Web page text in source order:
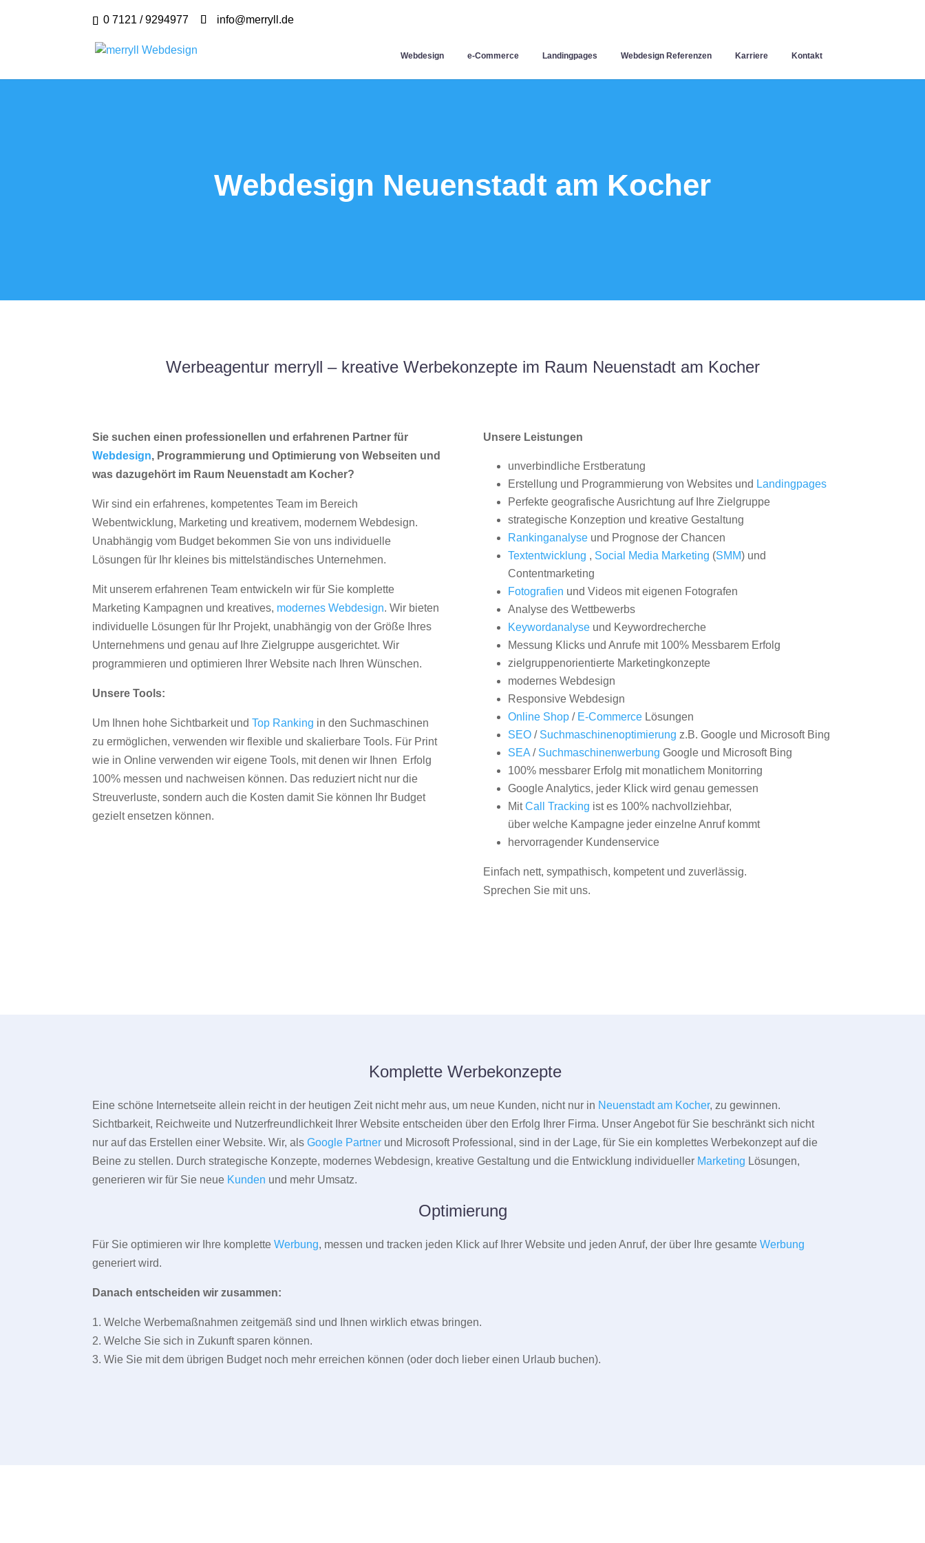
0 7121 / 9294977 info@merryll.de
Webdesign e-Commerce Landingpages Webdesign Referenzen Karriere Kontakt
Webdesign Neuenstadt am Kocher
Werbeagentur merryll – kreative Werbekonzepte im Raum Neuenstadt am Kocher
Sie suchen einen professionellen und erfahrenen Partner für
Webdesign, Programmierung und Optimierung von Webseiten und
was dazugehört im Raum Neuenstadt am Kocher?
Wir sind ein erfahrenes, kompetentes Team im Bereich
Webentwicklung, Marketing und kreativem, modernem Webdesign.
Unabhängig vom Budget bekommen Sie von uns individuelle
Lösungen für Ihr kleines bis mittelständisches Unternehmen.
Mit unserem erfahrenen Team entwickeln wir für Sie komplette
Marketing Kampagnen und kreatives, modernes Webdesign. Wir bieten
individuelle Lösungen für Ihr Projekt, unabhängig von der Größe Ihres
Unternehmens und genau auf Ihre Zielgruppe ausgerichtet. Wir
programmieren und optimieren Ihrer Website nach Ihren Wünschen.
Unsere Tools:
Um Ihnen hohe Sichtbarkeit undTop Ranking in den Suchmaschinen
zu ermöglichen, verwenden wir flexible und skalierbare Tools. Für Print
wie in Online verwenden wir eigene Tools, mit denen wir Ihnen Erfolg
100% messen und nachweisen können. Das reduziert nicht nur die
Streuverluste, sondern auch die Kosten damit Sie können Ihr Budget
gezielt ensetzen können.
Unsere Leistungen
unverbindliche Erstberatung
Erstellung und Programmierung von Websites und Landingpages
Perfekte geografische Ausrichtung auf Ihre Zielgruppe
strategische Konzeption und kreative Gestaltung
Rankinganalyseund Prognose der Chancen
Textentwicklung , Social Media Marketing (SMM) und
Contentmarketing
Fotografien und Videos mit eigenen Fotografen
Analyse des Wettbewerbs
Keywordanalyseund Keywordrecherche
Messung Klicks und Anrufe mit 100% Messbarem Erfolg
zielgruppenorientierte Marketingkonzepte
modernes Webdesign
Responsive Webdesign
Online Shop/ E-CommerceLösungen
SEO/ Suchmaschinenoptimierung z.B. Google und Microsoft Bing
SEA/ Suchmaschinenwerbung Google und Microsoft Bing
100% messbarer Erfolg mit monatlichem Monitorring
Google Analytics, jeder Klick wird genau gemessen
MitCall Tracking ist es 100% nachvollziehbar,
über welche Kampagne jeder einzelne Anruf kommt
hervorragender Kundenservice
Einfach nett, sympathisch, kompetent und zuverlässig.
Sprechen Sie mit uns.
Komplette Werbekonzepte
Eine schöne Internetseite allein reicht in der heutigen Zeit nicht mehr aus, um neue Kunden, nicht nur in Neuenstadt am Kocher, zu gewinnen.
Sichtbarkeit, Reichweite und Nutzerfreundlichkeit Ihrer Website entscheiden über den Erfolg Ihrer Firma. Unser Angebot für Sie beschränkt sich nicht
nur auf das Erstellen einer Website. Wir, alsGoogle Partner und Microsoft Professional, sind in der Lage, für Sie ein komplettes Werbekonzept auf die
Beine zu stellen. Durch strategische Konzepte, modernes Webdesign, kreative Gestaltung und die Entwicklung individueller Marketing Lösungen,
generieren wir für Sie neue Kunden und mehr Umsatz.
Optimierung
Für Sie optimieren wir Ihre kompletteWerbung, messen und tracken jeden Klick auf Ihrer Website und jeden Anruf, der über Ihre gesamteWerbung
generiert wird.
Danach entscheiden wir zusammen:
1. Welche Werbemaßnahmen zeitgemäß sind und Ihnen wirklich etwas bringen.
2. Welche Sie sich in Zukunft sparen können.
3. Wie Sie mit dem übrigen Budget noch mehr erreichen können (oder doch lieber einen Urlaub buchen).